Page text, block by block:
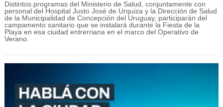
Distintos programas del Ministerio de Salud, conjuntamente con
personal del Hospital Justo José de Urquiza y la Dirección de Salud
de la Municipalidad de Concepción del Uruguay, participarán del
campamento sanitario que se instalará durante la Fiesta de la
Playa en esa ciudad entrerriana en el marco del Operativo de
Verano.